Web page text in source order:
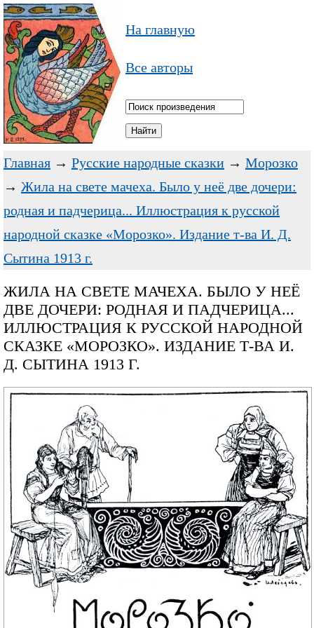
На главную
Все авторы
Главная → Русские народные сказки → Морозко
→ Жила на свете мачеха. Было у неё две дочери:
родная и падчерица... Иллюстрация к русской
народной сказке «Морозко». Издание т-ва И. Д.
Сытина 1913 г.
ЖИЛА НА СВЕТЕ МАЧЕХА. БЫЛО У НЕЁ
ДВЕ ДОЧЕРИ: РОДНАЯ И ПАДЧЕРИЦА...
ИЛЛЮСТРАЦИЯ К РУССКОЙ НАРОДНОЙ
СКАЗКЕ «МОРОЗКО». ИЗДАНИЕ Т-ВА И.
Д. СЫТИНА 1913 Г.